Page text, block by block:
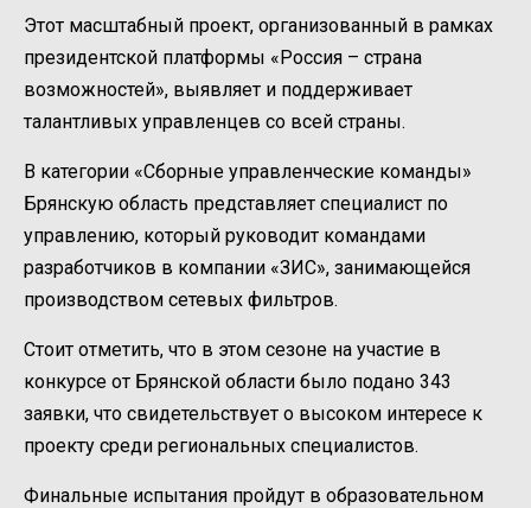
Этот масштабный проект, организованный в рамках
президентской платформы «Россия – страна
возможностей», выявляет и поддерживает
талантливых управленцев со всей страны.
В категории «Сборные управленческие команды»
Брянскую область представляет специалист по
управлению, который руководит командами
разработчиков в компании «ЗИС», занимающейся
производством сетевых фильтров.
Стоит отметить, что в этом сезоне на участие в
конкурсе от Брянской области было подано 343
заявки, что свидетельствует о высоком интересе к
проекту среди региональных специалистов.
Финальные испытания пройдут в образовательном